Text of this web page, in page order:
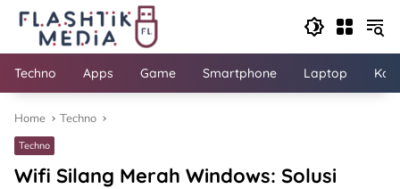
Skip
content
Techno Apps Game Smartphone Laptop
Home Techno
Techno
Wifi Silang Merah Windows: Solusi